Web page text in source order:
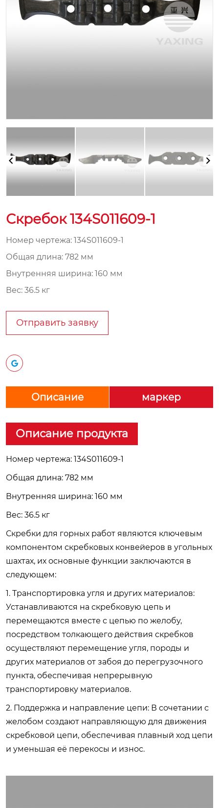
Скребок 134S011609-1
Номер чертежа: 134S011609-1
Общая длина: 782 мм
Внутренняя ширина: 160 мм
Вес: 36.5 кг
Отправить заявку
Описание маркер
Описание продукта
Номер чертежа: 134S011609-1
Общая длина: 782 мм
Внутренняя ширина: 160 мм
Вес: 36.5 кг
Скребки для горных работ являются ключевым
компонентом скребковых конвейеров в угольных
шахтах, их основные функции заключаются в
следующем:
1. Транспортировка угля и других материалов:
Устанавливаются на скребковую цепь и
перемещаются вместе с цепью по желобу,
посредством толкающего действия скребков
осуществляют перемещение угля, породы и
других материалов от забоя до перегрузочного
пункта, обеспечивая непрерывную
транспортировку материалов.
2. Поддержка и направление цепи: В сочетании с
желобом создают направляющую для движения
скребковой цепи, обеспечивая плавный ход цепи
и уменьшая её перекосы и износ.